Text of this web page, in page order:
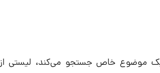
یک موضوع خاص جستجو می‌کند، لیستی از